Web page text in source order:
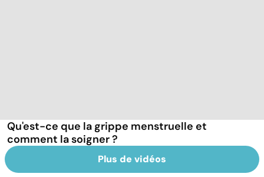
Qu'est-ce que la grippe menstruelle et
comment la soigner ?
Plus de vidéos